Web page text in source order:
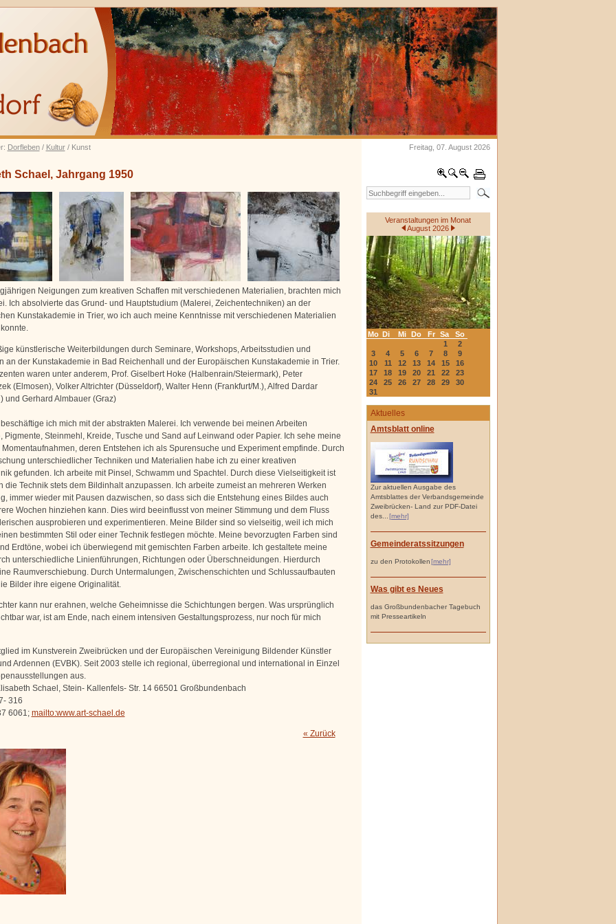
Dorfleben/ Kultur/ Kunst Freitag, 07. August 2026
Veranstaltungen im Monat
August 2026
Mo Di Mi Do Fr Sa
So
1
2
3
4 5 6 7 8
9
10
11 12 13 14 15
16
17
18 19 20 21 22
23
24
25 26 27 28 29
30
31
Aktuelles
Amtsblatt online
Zur aktuellen Ausgabe des
Amtsblattes der Verbandsgemeinde
Zweibrücken- Land zur PDF-Datei
des...
[mehr]
Gemeinderatssitzungen
zu den Protokollen[mehr]
Was gibt es Neues
das Großbundenbacher Tagebuch
mit Presseartikeln
Schael, Jahrgang 1950
Neigungen zum kreativen Schaffen mit verschiedenen Materialien, brachten mich
Ich absolvierte das Grund- und Hauptstudium (Malerei, Zeichentechniken) an der
Kunstakademie in Trier, wo ich auch meine Kenntnisse mit verschiedenen Materialien
künstlerische Weiterbildungen durch Seminare, Workshops, Arbeitsstudien und
an der Kunstakademie in Bad Reichenhall und der Europäischen Kunstakademie in Trier.
waren unter anderem, Prof. Giselbert Hoke (Halbenrain/Steiermark), Peter
(Elmosen), Volker Altrichter (Düsseldorf), Walter Henn (Frankfurt/M.), Alfred Dardar
und Gerhard Almbauer (Graz)
ich mich mit der abstrakten Malerei. Ich verwende bei meinen Arbeiten
Pigmente, Steinmehl, Kreide, Tusche und Sand auf Leinwand oder Papier. Ich sehe meine
deren Entstehen ich als Spurensuche und Experiment empfinde. Durch
unterschiedlicher Techniken und Materialien habe ich zu einer kreativen
gefunden. Ich arbeite mit Pinsel, Schwamm und Spachtel. Durch diese Vielseitigkeit ist
die Technik stets dem Bildinhalt anzupassen. Ich arbeite zumeist an mehreren Werken
immer wieder mit Pausen dazwischen, so dass sich die Entstehung eines Bildes auch
Wochen hinziehen kann. Dies wird beeinflusst von meiner Stimmung und dem Fluss
ausprobieren und experimentieren. Meine Bilder sind so vielseitig, weil ich mich
bestimmten Stil oder einer Technik festlegen möchte. Meine bevorzugten Farben sind
Erdtöne, wobei ich überwiegend mit gemischten Farben arbeite. Ich gestaltete meine
unterschiedliche Linienführungen, Richtungen oder Überschneidungen. Hierdurch
Raumverschiebung. Durch Untermalungen, Zwischenschichten und Schlussaufbauten
Bilder ihre eigene Originalität.
kann nur erahnen, welche Geheimnisse die Schichtungen bergen. Was ursprünglich
war, ist am Ende, nach einem intensiven Gestaltungsprozess, nur noch für mich
im Kunstverein Zweibrücken und der Europäischen Vereinigung Bildender Künstler
Ardennen (EVBK). Seit 2003 stelle ich regional, überregional und international in Einzel
aus.
Schael, Stein- Kallenfels- Str. 14 66501 Großbundenbach
316
6061; mailto:www.art-schael.de
« Zurück